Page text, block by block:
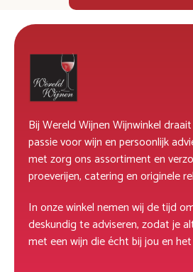
Bij Wereld Wijnen Wijnwinkel
passie voor wijn en persoonlijk
met zorg ons assortiment en
proeverijen, catering en originele
In onze winkel nemen wij de tijd
deskundig te adviseren, zodat je
met een wijn die écht bij jou en